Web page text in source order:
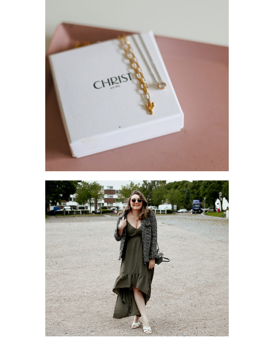
SCHMUCKTREND 2021:
GLIEDERKETTEN